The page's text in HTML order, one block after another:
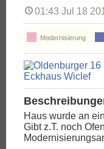
01:43 Jul 18
Modernisierung
Haus wurde an
Gibt z.T. noch